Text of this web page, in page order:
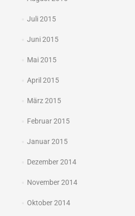
Juli 2015
Juni 2015
Mai 2015
April 2015
März 2015
Februar 2015
Januar 2015
Dezember 2014
November 2014
Oktober 2014